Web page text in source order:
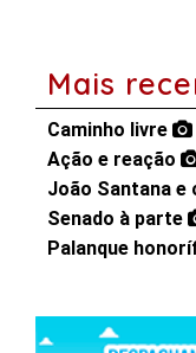
Mais
Caminho livre
Ação e reação
João Santana e
Senado à parte
Palanque